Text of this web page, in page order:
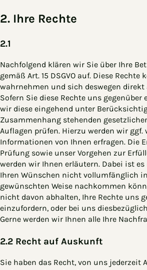
2. Ihre Rechte
2.1
Nachfolgend klären wir Sie über Ihre
gemäß Art. 15 DSGVO auf. Diese
wahrnehmen und sich deswegen direkt
Sofern Sie diese Rechte uns gegenüber
wir diese eingehend unter
Zusammenhang stehenden
Auflagen prüfen. Hierzu werden wir ggf.
Informationen von Ihnen erfragen. Die
Prüfung sowie unser Vorgehen zur
werden wir Ihnen erläutern. Dabei ist
Ihren Wünschen nicht vollumfänglich
gewünschten Weise nachkommen
nicht davon abhalten, Ihre Rechte uns
einzufordern, oder bei uns
Gerne werden wir Ihnen alle Ihre
2.2 Recht auf Auskunft
Sie haben das Recht, von uns jederzeit